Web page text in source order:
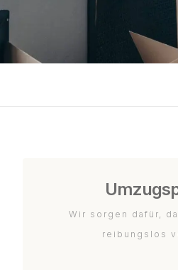
Wir sorgen dafür,
reibungslos